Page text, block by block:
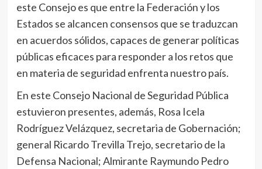
este Consejo es que entre la Federación y los
Estados se alcancen consensos que se traduzcan
en acuerdos sólidos, capaces de generar políticas
públicas eficaces para responder a los retos que
en materia de seguridad enfrenta nuestro país.
En este Consejo Nacional de Seguridad Pública
estuvieron presentes, además, Rosa Icela
Rodríguez Velázquez, secretaria de Gobernación;
general Ricardo Trevilla Trejo, secretario de la
Defensa Nacional; Almirante Raymundo Pedro